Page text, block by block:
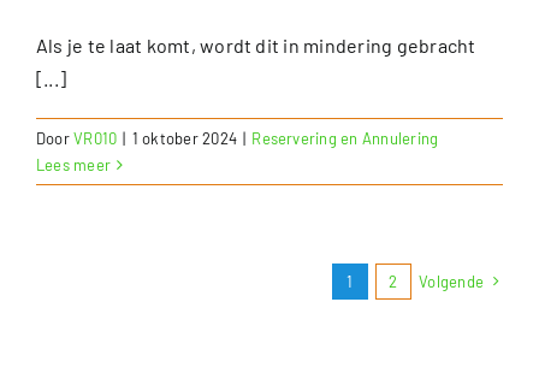
Als je te laat komt, wordt dit in mindering gebracht
[...]
DoorVR010 | 1 oktober 2024 | Reservering en Annulering
Lees meer
1 2 Volgende